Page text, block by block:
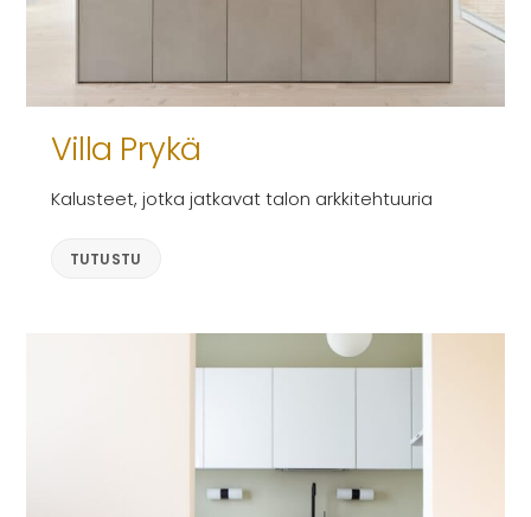
Villa Prykä
Kalusteet, jotka jatkavat talon arkkitehtuuria
TUTUSTU